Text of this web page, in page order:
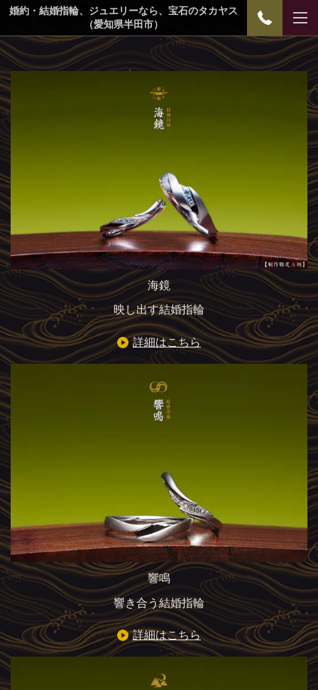
婚約・結婚指輪、ジュエリーなら、宝石のタカヤス
（愛知県半田市）
海鏡
映し出す結婚指輪
詳細はこちら
響鳴
響き合う結婚指輪
詳細はこちら